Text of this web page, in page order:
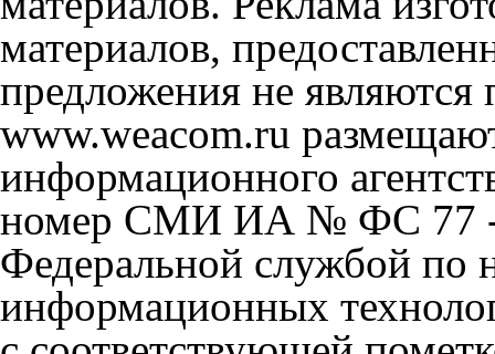
материалов,
предложения не
www.weacom.ru
информационного
номер СМИ ИА № ФС 77 -
Федеральной службой по
информационных